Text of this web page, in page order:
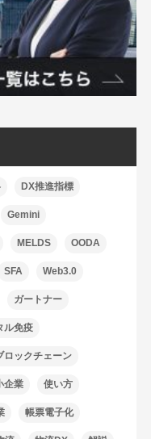
DX推進指標
Gemini
MELDS OODA
SFA Web3.0
ガートナー
ル免疫
ロックチェーン
企業 使い方
帳票電子化